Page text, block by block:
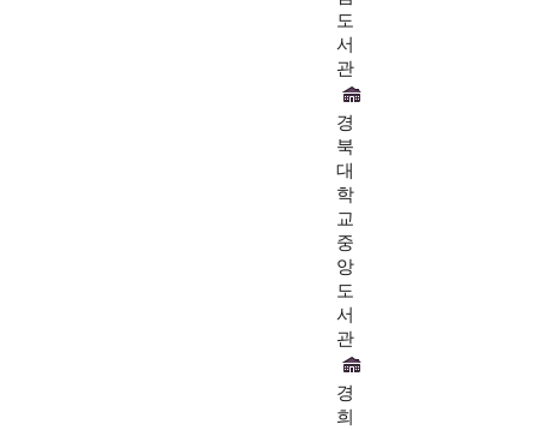
도
서
관
경
북
대
학
교
중
앙
도
서
관
경
희